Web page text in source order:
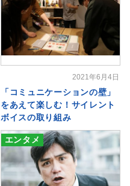
2021年6月4日
「コミュニケーションの壁」
をあえて楽しむ！サイレント
ボイスの取り組み
エンタメ